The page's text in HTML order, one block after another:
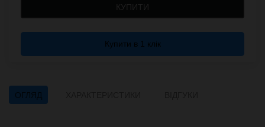
КУПИТИ
Купити в 1 клік
ОГЛЯД